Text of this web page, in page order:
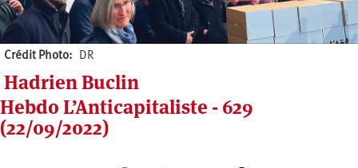
Crédit Photo DR
Hadrien Buclin
Hebdo L’Anticapitaliste - 629
(22/09/2022)